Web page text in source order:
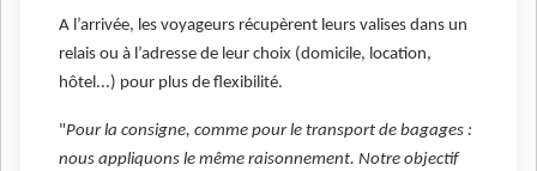
A l’arrivée, les voyageurs récupèrent leurs valises dans un
relais ou à l’adresse de leur choix (domicile, location,
hôtel...) pour plus de flexibilité.
"Pour la consigne, comme pour le transport de bagages :
nous appliquons le même raisonnement. Notre objectif